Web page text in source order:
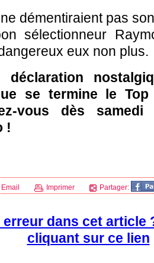
démentiraient pas
sélectionneur
eux non plus.
se termine le
vous dès
!
Email Imprimer Partager:
erreur dans cet article
cliquant sur ce lien